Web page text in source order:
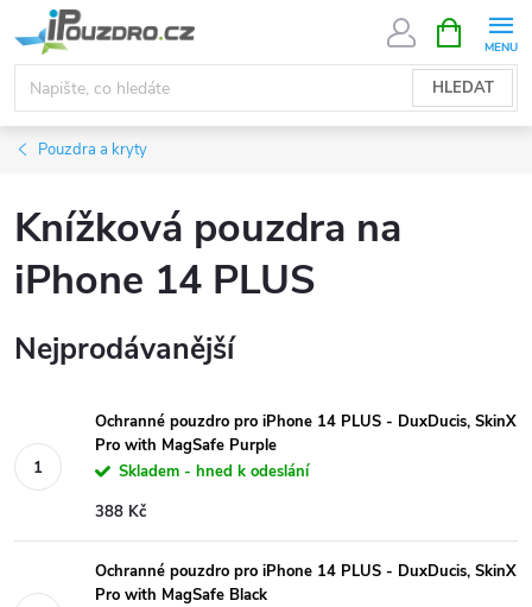
na
obsah
HLEDAT
NÁKUPNÍ
KOŠÍK
Pouzdra a kryty
Knížková pouzdra na
iPhone 14 PLUS
Nejprodávanější
Ochranné pouzdro pro iPhone 14 PLUS - DuxDucis, SkinX
Pro with MagSafe Purple
Skladem - hned k odeslání
388 Kč
Ochranné pouzdro pro iPhone 14 PLUS - DuxDucis, SkinX
Pro with MagSafe Black